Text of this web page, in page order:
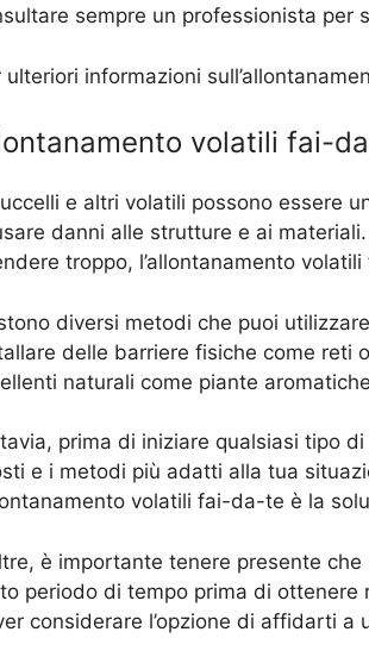
sempre un professionista per
ulteriori informazioni
volatili fai-
e altri volatili possono essere
danni alle strutture e ai
troppo, l’allontanamento
diversi metodi che puoi
delle barriere fisiche come reti
naturali come piante
prima di iniziare qualsiasi tipo
e i metodi più adatti alla tua
volatili fai-da-te è la
è importante tenere presente
periodo di tempo prima di ottenere
considerare l’opzione di affidarti